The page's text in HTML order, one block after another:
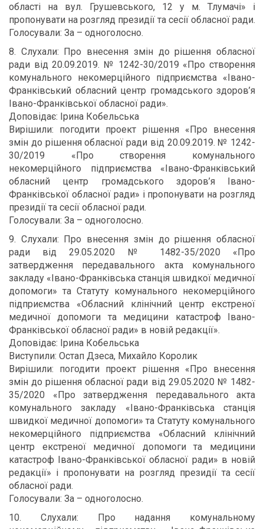
області на вул. Грушевського, 12 у м. Тлумачі» і
пропонувати на розгляд президії та сесії обласної ради.
Голосували: За – одноголосно.
8. Слухали: Про внесення змін до рішення обласної
ради від 20.09.2019. № 1242-30/2019 «Про створення
комунального некомерційного підприємства «Івано-
Франківський обласний центр громадського здоров’я
Івано-Франківської обласної ради».
Доповідає: Ірина Кобельська
Вирішили: погодити проект рішення «Про внесення
змін до рішення обласної ради від 20.09.2019. № 1242-
30/2019 «Про створення комунального
некомерційного підприємства «Івано-Франківський
обласний центр громадського здоров’я Івано-
Франківської обласної ради» і пропонувати на розгляд
президії та сесії обласної ради.
Голосували: За – одноголосно.
9. Слухали: Про внесення змін до рішення обласної
ради від 29.05.2020 № 1482-35/2020 «Про
затвердження передавального акта комунального
закладу «Івано-Франківська станція швидкої медичної
допомоги» та Статуту комунального некомерційного
підприємства «Обласний клінічний центр екстреної
медичної допомоги та медицини катастроф Івано-
Франківської обласної ради» в новій редакції».
Доповідає: Ірина Кобельська
Виступили: Остап Дзеса, Михайло Королик
Вирішили: погодити проект рішення «Про внесення
змін до рішення обласної ради від 29.05.2020 № 1482-
35/2020 «Про затвердження передавального акта
комунального закладу «Івано-Франківська станція
швидкої медичної допомоги» та Статуту комунального
некомерційного підприємства «Обласний клінічний
центр екстреної медичної допомоги та медицини
катастроф Івано-Франківської обласної ради» в новій
редакції» і пропонувати на розгляд президії та сесії
обласної ради.
Голосували: За – одноголосно.
10. Слухали: Про надання комунальному